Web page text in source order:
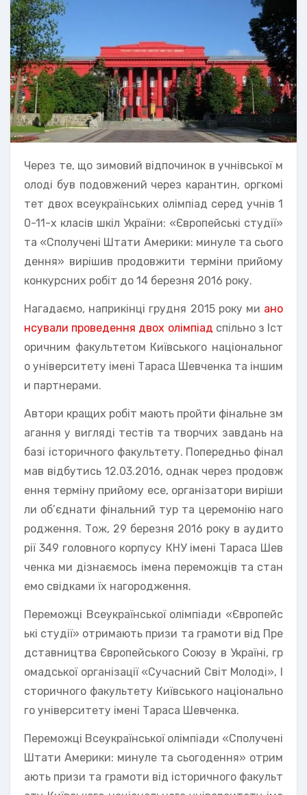
Через те, що зимовий відпочинок в учнівської м
олоді був подовжений через карантин, оргкомі
тет двох всеукраїнських олімпіад серед учнів 1
0-11-х класів шкіл України: «Європейські студії»
та «Сполучені Штати Америки: минуле та сього
дення» вирішив продовжити терміни прийому
конкурсних робіт до 14 березня 2016 року.
Нагадаємо, наприкінці грудня 2015 року ми ано
нсували проведення двох олімпіад спільно з Іст
оричним факультетом Київського національног
о університету імені Тараса Шевченка та іншим
и партнерами.
Автори кращих робіт мають пройти фінальне зм
агання у вигляді тестів та творчих завдань на
базі історичного факультету. Попередньо фінал
мав відбутись 12.03.2016, однак через продовж
ення терміну прийому есе, організатори виріши
ли об’єднати фінальний тур та церемонію наго
родження. Тож, 29 березня 2016 року в аудито
рії 349 головного корпусу КНУ імені Тараса Шев
ченка ми дізнаємось імена переможців та стан
емо свідками їх нагородження.
Переможці Всеукраїнської олімпіади «Європейс
ькі студії» отримають призи та грамоти від Пре
дставництва Європейського Союзу в Україні, гр
омадської організації «Сучасний Світ Молоді», І
сторичного факультету Київського національно
го університету імені Тараса Шевченка.
Переможці Всеукраїнської олімпіади «Сполучені
Штати Америки: минуле та сьогодення» отрим
ають призи та грамоти від історичного факульт